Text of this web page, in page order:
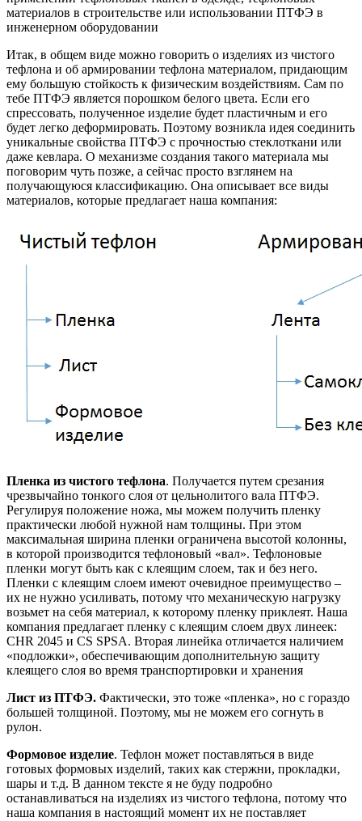
материалов в строительстве или использовании ПТФЭ в
инженерном оборудовании
Итак, в общем виде можно говорить о изделиях из чистого
тефлона и об армировании тефлона материалом, придающим
ему большую стойкость к физическим воздействиям. Сам по
тебе ПТФЭ является порошком белого цвета. Если его
спрессовать, полученное изделие будет пластичным и его
будет легко деформировать. Поэтому возникла идея соединить
уникальные свойства ПТФЭ с прочностью стеклоткани или
даже кевлара. О механизме создания такого материала мы
поговорим чуть позже, а сейчас просто взглянем на
получающуюся классификацию. Она описывает все виды
материалов, которые предлагает наша компания:
Пленка из чистого тефлона. Получается путем срезания
чрезвычайно тонкого слоя от цельнолитого вала ПТФЭ.
Регулируя положение ножа, мы можем получить пленку
практически любой нужной нам толщины. При этом
максимальная ширина пленки ограничена высотой колонны,
в которой производится тефлоновый «вал». Тефлоновые
пленки могут быть как с клеящим слоем, так и без него.
Пленки с клеящим слоем имеют очевидное преимущество –
их не нужно усиливать, потому что механическую нагрузку
возьмет на себя материал, к которому пленку приклеят. Наша
компания предлагает пленку с клеящим слоем двух линеек:
CHR 2045 и CS SPSA. Вторая линейка отличается наличием
«подложки», обеспечивающим дополнительную защиту
клеящего слоя во время транспортировки и хранения
Лист из ПТФЭ. Фактически, это тоже «пленка», но с гораздо
большей толщиной. Поэтому, мы не можем его согнуть в
рулон.
Формовое изделие. Тефлон может поставляться в виде
готовых формовых изделий, таких как стержни, прокладки,
шары и т.д. В данном тексте я не буду подробно
останавливаться на изделиях из чистого тефлона, потому что
наша компания в настоящий момент их не поставляет